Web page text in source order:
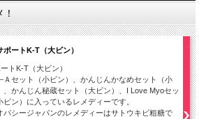
ポートK-T（大ビン）
トK-T（大ビン）
セット（小ビン）、かんじんかなめセット（小
、かんじん秘蔵セット（大ビン）、I Love Myoセッ
ビン）に入っているレメディーです。
パシージャパンのレメディーはサトウキビ粗糖で